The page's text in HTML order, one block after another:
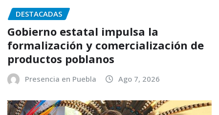
DESTACADAS
Gobierno estatal impulsa la
formalización y comercialización de
productos poblanos
Presencia en Puebla Ago 7, 2026